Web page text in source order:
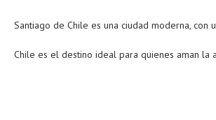
Santiago de Chile es una ciudad moderna,
Chile es el destino ideal para quienes aman la